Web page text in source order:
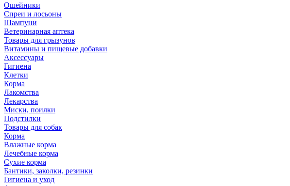
Ошейники
Спреи и лосьоны
Шампуни
Ветеринарная аптека
Товары для грызунов
Витамины и пищевые добавки
Аксессуары
Гигиена
Клетки
Корма
Лакомства
Лекарства
Миски, поилки
Подстилки
Товары для собак
Корма
Влажные корма
Лечебные корма
Сухие корма
Бантики, заколки, резинки
Гигиена и уход